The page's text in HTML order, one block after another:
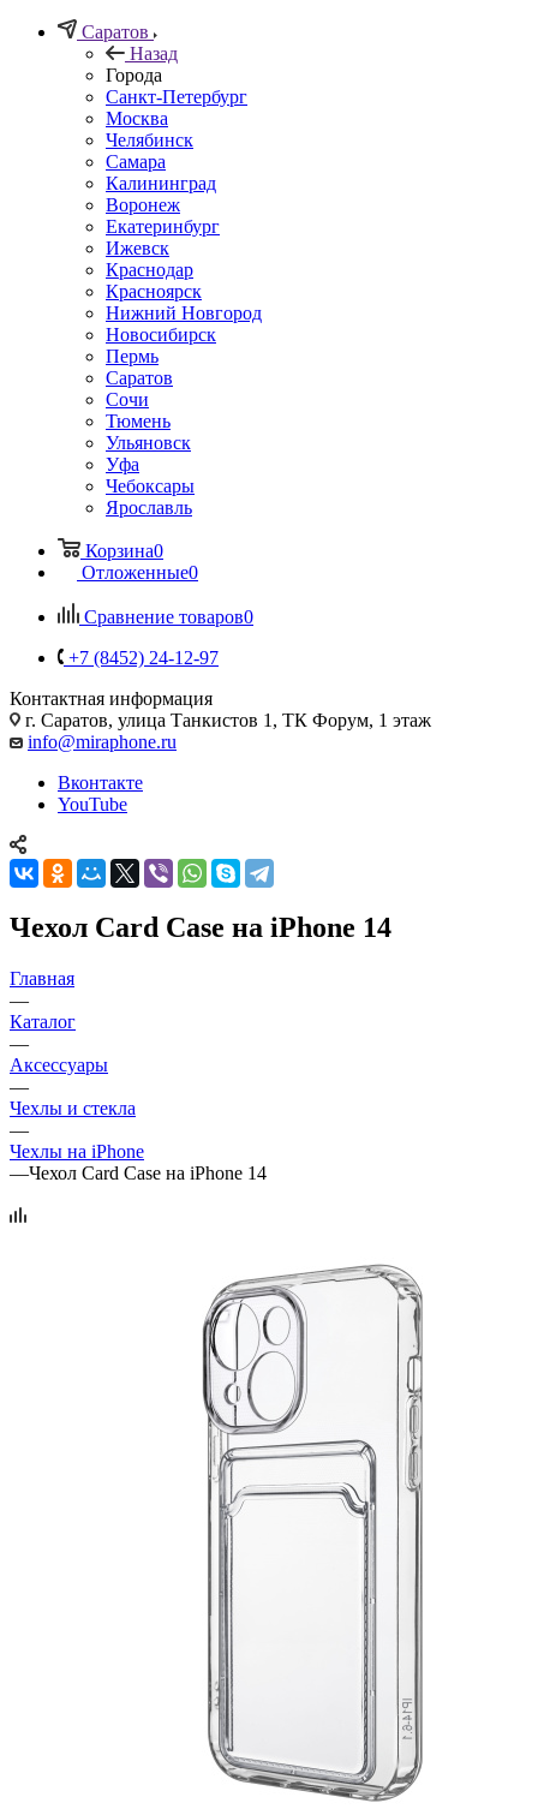
Саратов
Назад
Города
Санкт-Петербург
Москва
Челябинск
Самара
Калининград
Воронеж
Екатеринбург
Ижевск
Краснодар
Красноярск
Нижний Новгород
Новосибирск
Пермь
Саратов
Сочи
Тюмень
Ульяновск
Уфа
Чебоксары
Ярославль
Корзина0
Отложенные0
Сравнение товаров0
+7 (8452) 24-12-97
Контактная информация
г. Саратов, улица Танкистов 1, ТК Форум, 1 этаж
info@miraphone.ru
Вконтакте
YouTube
Чехол Card Case на iPhone 14
Главная
—
Каталог
—
Аксессуары
—
Чехлы и стекла
—
Чехлы на iPhone
—Чехол Card Case на iPhone 14